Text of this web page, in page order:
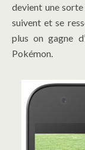
devient une
suivent et se
plus on gagne
Pokémon.